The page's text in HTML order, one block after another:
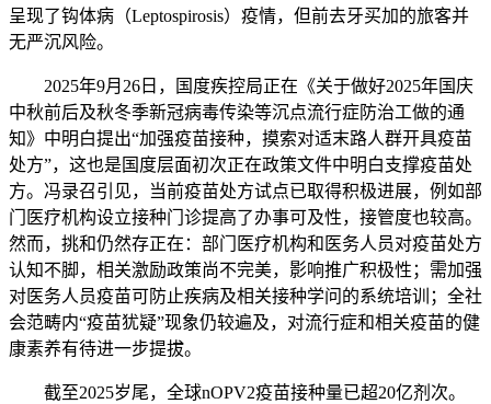
呈现了钩体病（Leptospirosis）疫情，但前去牙买加的旅客并
无严沉风险。
2025年9月26日，国度疾控局正在《关于做好2025年国庆
中秋前后及秋冬季新冠病毒传染等沉点流行症防治工做的通
知》中明白提出“加强疫苗接种，摸索对适末路人群开具疫苗
处方”，这也是国度层面初次正在政策文件中明白支撑疫苗处
方。冯录召引见，当前疫苗处方试点已取得积极进展，例如部
门医疗机构设立接种门诊提高了办事可及性，接管度也较高。
然而，挑和仍然存正在：部门医疗机构和医务人员对疫苗处方
认知不脚，相关激励政策尚不完美，影响推广积极性；需加强
对医务人员疫苗可防止疾病及相关接种学问的系统培训；全社
会范畴内“疫苗犹疑”现象仍较遍及，对流行症和相关疫苗的健
康素养有待进一步提拔。
截至2025岁尾，全球nOPV2疫苗接种量已超20亿剂次。